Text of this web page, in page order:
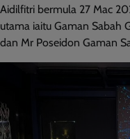
Aidilfitri bermula 27 Mac
utama iaitu Gaman Sabah
dan Mr Poseidon Gaman